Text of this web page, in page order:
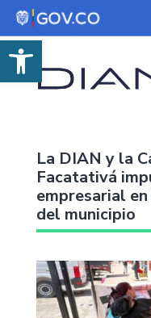
Abrir barra
La DIAN y la
Facatativá
empresarial
del municipio